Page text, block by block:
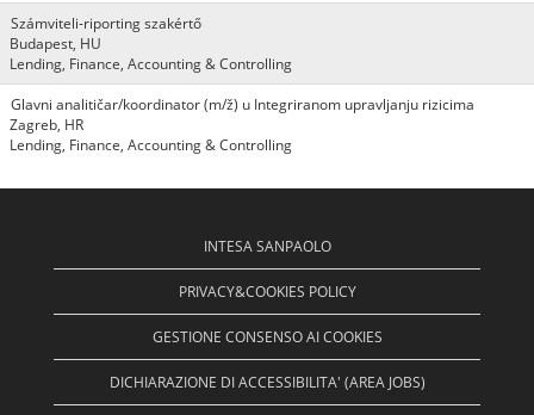
Számviteli-riporting szakértő
Budapest, HU
Lending, Finance, Accounting & Controlling
Glavni analitičar/koordinator (m/ž) u Integriranom upravljanju rizicima
Zagreb, HR
Lending, Finance, Accounting & Controlling
INTESA SANPAOLO
PRIVACY&COOKIES POLICY
GESTIONE CONSENSO AI COOKIES
DICHIARAZIONE DI ACCESSIBILITA' (AREA JOBS)